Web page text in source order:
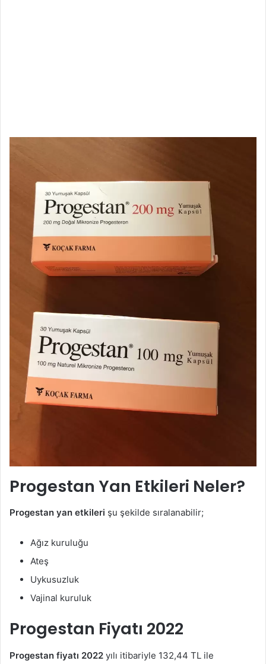
Progestan Yan Etkileri Neler?
Progestan yan etkileri şu şekilde sıralanabilir;
Ağız kuruluğu
Ateş
Uykusuzluk
Vajinal kuruluk
Progestan Fiyatı 2022
Progestan fiyatı 2022 yılı itibariyle 132,44 TL ile